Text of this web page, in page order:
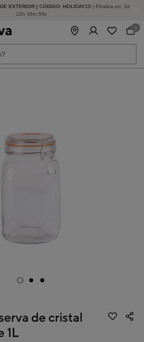
EXTERIOR | CÓDIGO: HOLIDAY15 | Finaliza en: 3d
22h 36m 56s
DESCUENTO | SEGUNDAS REBAJAS
0
de cristal
1L